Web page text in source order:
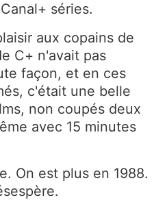
séries.
aux copains de
C+ n'avait pas
façon, et en ces
c'était une belle
non coupés deux
avec 15 minutes
On est plus en 1988.